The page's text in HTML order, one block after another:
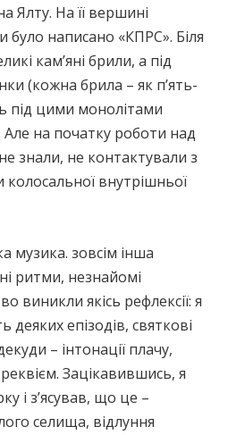
Ялту. На її вершині
було написано «КПРС». Біля
кам’яні брили, а під
(кожна брила – як п’ять-
під цими монолітами
Але на початку роботи над
знали, не контактували з
внутрішньої
музика. зовсім інша
ритми, незнайомі
виникли якісь рефлексії: я
деяких епізодів, святкові
– інтонації плачу,
Зацікавившись, я
і з’ясував, що це –
селища, відлуння